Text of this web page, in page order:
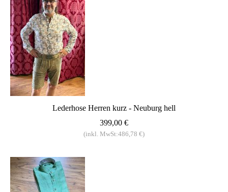
Lederhose Herren kurz - Neuburg hell
399,00 €
(inkl. MwSt:486,78 €)